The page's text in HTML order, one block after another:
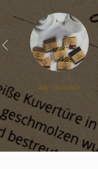
Alle Produkte